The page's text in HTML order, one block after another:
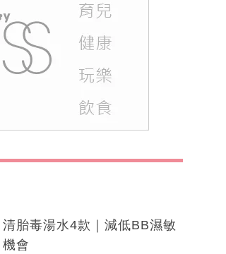
清胎毒湯水4款｜減低BB濕敏
機會